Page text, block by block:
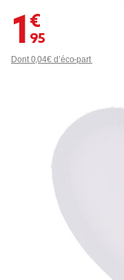
1,95 €
Dont 0,04€ d’éco-part